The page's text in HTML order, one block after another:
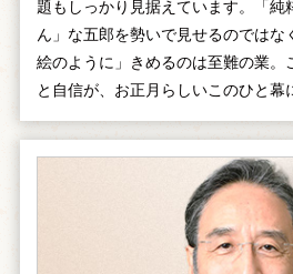
題もしっかり見据えています。「純
ん」な五郎を勢いで見せるのではな
絵のように」きめるのは至難の業。
と自信が、お正月らしいこのひと幕